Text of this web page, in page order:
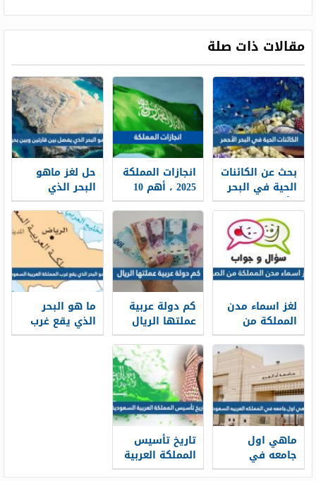
مقالات ذات صلة
بحث عن الكائنات
الحية في البحر
الأحمر
انجازات المملكة
2025 ، أهم 10
إنجازات للمملكة
العربية
السعودية
حل لغز ماهو
البحر الذي
يفصل بين
قارتين ويقع
بين بحرين
لغز اسماء مدن
المملكة من
الصور
كم دولة عربية
عملتها الريال
ما هو البحر
الذي يقع غرب
المملكة العربية
ماهي اول
جامعه في
المملكه العربيه
تاريخ تأسيس
المملكة العربية
السعودية